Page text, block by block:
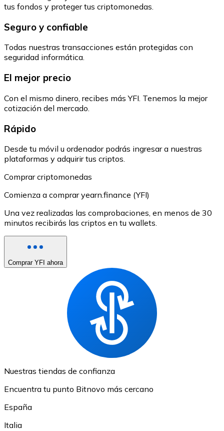
tus fondos y proteger tus criptomonedas.
Seguro y confiable
Todas nuestras transacciones están protegidas con
seguridad informática.
El mejor precio
Con el mismo dinero, recibes más YFI. Tenemos la mejor
cotización del mercado.
Rápido
Desde tu móvil u ordenador podrás ingresar a nuestras
plataformas y adquirir tus criptos.
Comprar criptomonedas
Comienza a comprar yearn.finance (YFI)
Una vez realizadas las comprobaciones, en menos de 30
minutos recibirás las criptos en tu wallets.
Comprar YFI ahora
Nuestras tiendas de confianza
Encuentra tu punto Bitnovo más cercano
España
Italia